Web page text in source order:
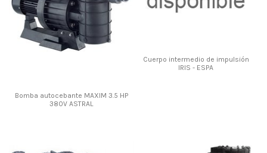
Bomba autocebante MAXIM 3.5 HP
380V ASTRAL
Cuerpo intermedio de impulsión
IRIS - ESPA